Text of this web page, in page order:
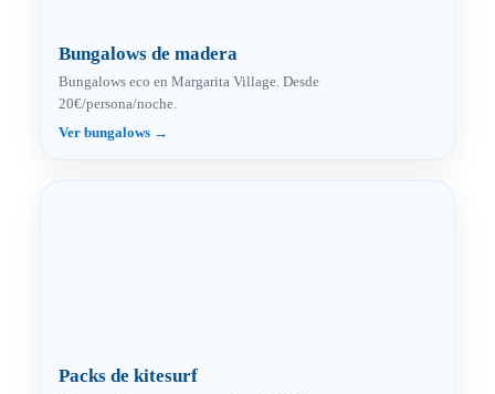
Bungalows de madera
Bungalows eco en Margarita Village. Desde
20€/persona/noche.
Ver bungalows →
Packs de kitesurf